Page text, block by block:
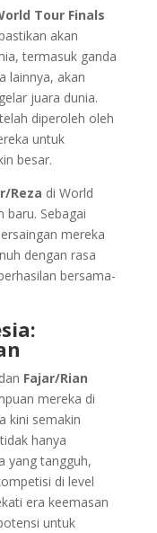
Tour Finals
akan
termasuk ganda
lainnya, akan
juara dunia.
diperoleh oleh
untuk
besar.
Reza di World
baru. Sebagai
mereka
dengan rasa
bersama-
dan Fajar/Rian
mereka di
kini semakin
hanya
yang tangguh,
di level
era keemasan
untuk